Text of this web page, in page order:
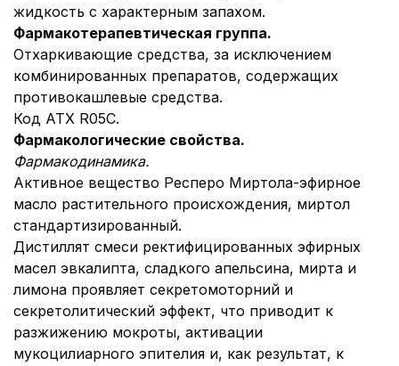
жидкость с характерным запахом.
Фармакотерапевтическая группа.
Отхаркивающие средства, за исключением
комбинированных препаратов, содержащих
противокашлевые средства.
Код АТХ R05С.
Фармакологические свойства.
Фармакодинамика.
Активное вещество Респеро Миртола-эфирное
масло растительного происхождения, миртол
стандартизированный.
Дистиллят смеси ректифицированных эфирных
масел эвкалипта, сладкого апельсина, мирта и
лимона проявляет секретомоторний и
секретолитический эффект, что приводит к
разжижению мокроты, активации
мукоцилиарного эпителия и, как результат, к